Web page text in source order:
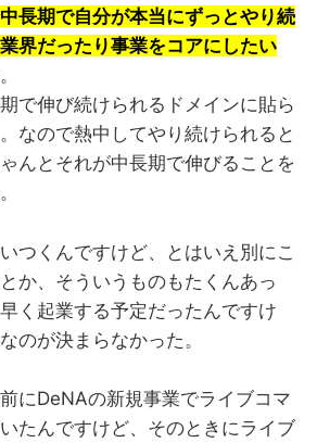
長期で自分が本当にずっとやり続
界だったり事業をコアにしたい
で伸び続けられるドメインに貼ら
なので熱中してやり続けられると
んとそれが中長期で伸びることを
つくんですけど、とはいえ別にこ
か、そういうものもたくんあっ
く起業する予定だったんですけ
のが決まらなかった。
にDeNAの新規事業でライブコマ
たんですけど、そのときにライブ